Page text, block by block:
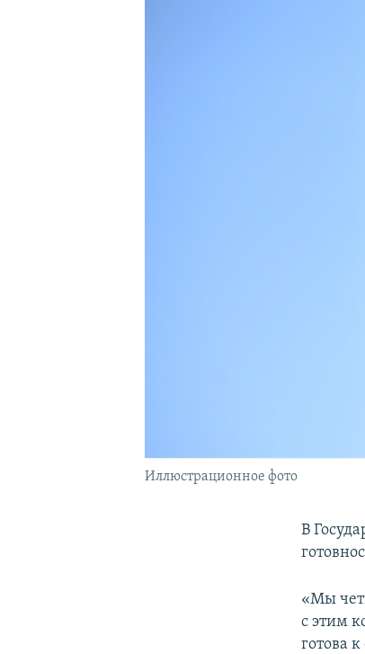
Иллюстрационное фото
В
«Мы
с этим
готова